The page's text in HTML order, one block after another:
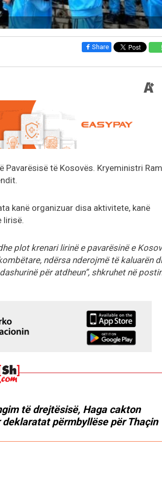
Share
Pavarësisë të Kosovës. Kryeministri
kanë organizuar disa aktivitete, kanë
lirisë.
plot krenari lirinë e pavarësinë e
ndërsa nderojmë të kaluarën
për atdheun”, shkruhet në
të drejtësisë, Haga cakton
përmbyllëse për Thaçin